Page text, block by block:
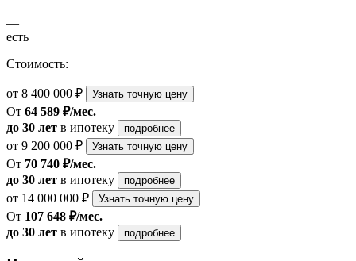
—
—
есть
Стоимость:
от 8 400 000 ₽ Узнать точную цену
От 64 589 ₽/мес.
до 30 лет в ипотеку подробнее
от 9 200 000 ₽ Узнать точную цену
От 70 740 ₽/мес.
до 30 лет в ипотеку подробнее
от 14 000 000 ₽ Узнать точную цену
От 107 648 ₽/мес.
до 30 лет в ипотеку подробнее